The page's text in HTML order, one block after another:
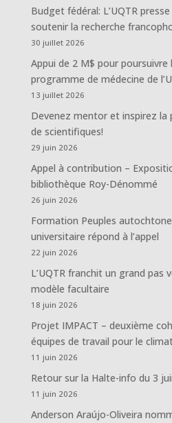
Budget fédéral: L’UQTR
soutenir la recherche
30 juillet 2026
Appui de 2 M$ pour
programme de médecine de
13 juillet 2026
Devenez mentor et inspirez la
de scientifiques!
29 juin 2026
Appel à contribution –
bibliothèque Roy-Dénommé
26 juin 2026
Formation Peuples
universitaire répond à l’appel
22 juin 2026
L’UQTR franchit un grand pas
modèle facultaire
18 juin 2026
Projet IMPACT – deuxième
équipes de travail pour le
11 juin 2026
Retour sur la Halte-info du 3
11 juin 2026
Anderson Araújo-Oliveira